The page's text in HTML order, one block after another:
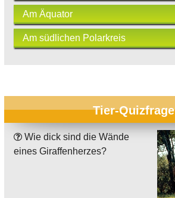
Am Äquator
Am südlichen Polarkreis
Tier-Quizfrage
Wie dick sind die Wände
eines Giraffenherzes?